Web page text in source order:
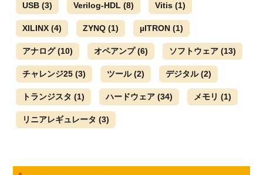
USB (3) Verilog-HDL (8) Vitis (1)
XILINX (4) ZYNQ (1) µITRON (1)
アナログ(10) オペアンプ(6) ソフトウェア (13)
チャレンジ25 (3) ツール(2) デジタル(2)
トランジスタ (1) ハードウェア (34) メモリ (1)
リニアレギュレータ (3)